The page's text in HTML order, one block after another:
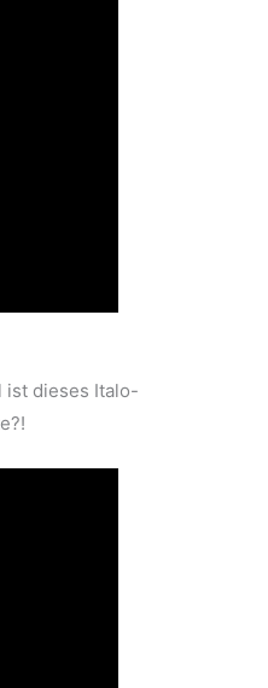
dieses Italo-